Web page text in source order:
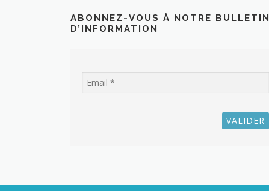
ABONNEZ-VOUS À NOTRE BULLETIN
D’INFORMATION